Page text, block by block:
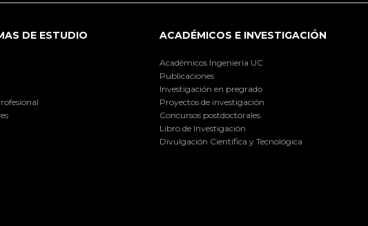
DE ESTUDIO ACADÉMICOS E INVESTIGACIÓN
Académicos Ingeniería UC
Publicaciones
Investigación en pregrado
Proyectos de investigación
Concursos postdoctorales
Libro de Investigación
Divulgación Científica y Tecnológica